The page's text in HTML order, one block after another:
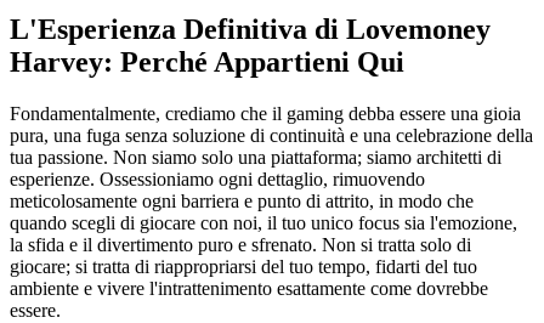
L'Esperienza Definitiva di Lovemoney
Harvey: Perché Appartieni Qui
Fondamentalmente, crediamo che il gaming debba essere una gioia
pura, una fuga senza soluzione di continuità e una celebrazione della
tua passione. Non siamo solo una piattaforma; siamo architetti di
esperienze. Ossessioniamo ogni dettaglio, rimuovendo
meticolosamente ogni barriera e punto di attrito, in modo che
quando scegli di giocare con noi, il tuo unico focus sia l'emozione,
la sfida e il divertimento puro e sfrenato. Non si tratta solo di
giocare; si tratta di riappropriarsi del tuo tempo, fidarti del tuo
ambiente e vivere l'intrattenimento esattamente come dovrebbe
essere.